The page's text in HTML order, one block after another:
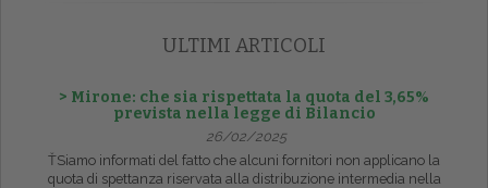
ULTIMI ARTICOLI
> Mirone: che sia rispettata la quota del 3,65%
prevista nella legge di Bilancio
26/02/2025
ŤSiamo informati del fatto che alcuni fornitori non applicano la
quota di spettanza riservata alla distribuzione intermedia nella